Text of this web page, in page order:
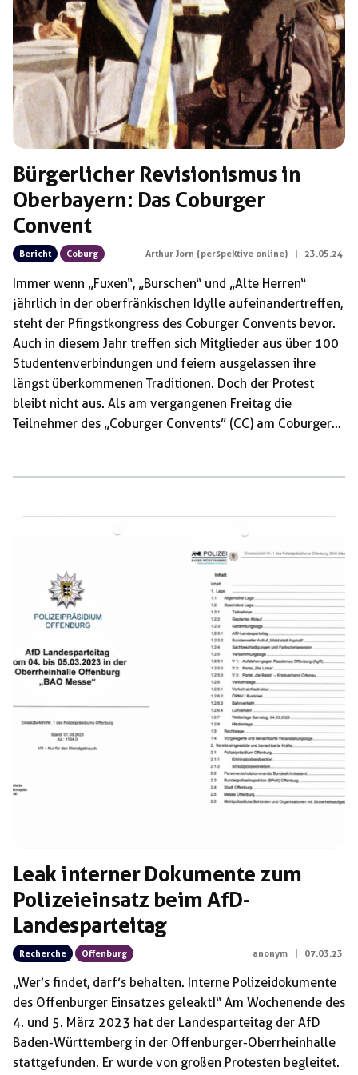
Schlagwörter:
Leak
Bürgerlicher Revisionismus in
Oberbayern: Das Coburger
Convent
Bericht Coburg Arthur Jorn (perspektive online) 23.05.24
Immer wenn „Fuxen“, „Burschen“ und „Alte Herren“
jährlich in der oberfränkischen Idylle aufeinandertreffen,
steht der Pfingstkongress des Coburger Convents bevor.
Auch in diesem Jahr treffen sich Mitglieder aus über 100
Studentenverbindungen und feiern ausgelassen ihre
längst überkommenen Traditionen. Doch der Protest
bleibt nicht aus. Als am vergangenen Freitag die
Teilnehmer des „Coburger Convents” (CC) am Coburger
ihnen ging es in letzter Zeit vorrangig […]
Leak interner Dokumente zum
Polizeieinsatz beim AfD-
Landesparteitag
Recherche Offenburg anonym | 07.03.23
„Wer’s findet, darf’s behalten. Interne Polizeidokumente
des Offenburger Einsatzes geleakt!“ Am Wochenende des
4. und 5. März 2023 hat der Landesparteitag der AfD
Baden-Württemberg in der Offenburger-Oberrheinhalle
stattgefunden. Er wurde von großen Protesten begleitet.